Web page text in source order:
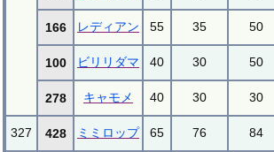
166 レディアン 55 35 50
100 ビリリダマ 40 30 50
278 キャモメ 40 30 30
327 428 ミミロップ 65 76 84